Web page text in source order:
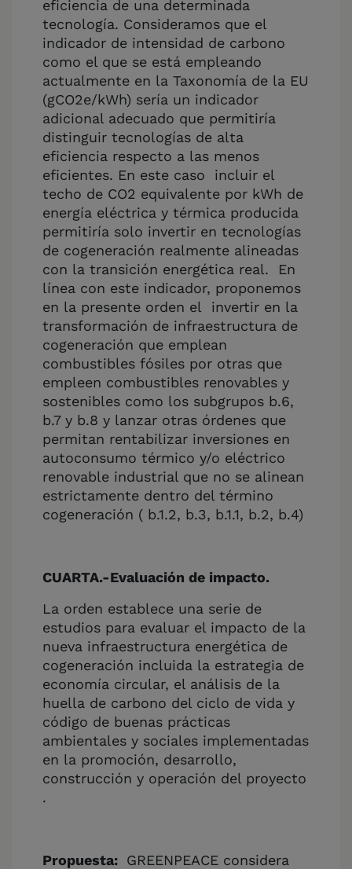
eficiencia de una determinada
tecnología. Consideramos que el
indicador de intensidad de carbono
como el que se está empleando
actualmente en la Taxonomía de la EU
(gCO2e/kWh) sería un indicador
adicional adecuado que permitiría
distinguir tecnologías de alta
eficiencia respecto a las menos
eficientes. En este caso incluir el
techo de CO2 equivalente por kWh de
energía eléctrica y térmica producida
permitiría solo invertir en tecnologías
de cogeneración realmente alineadas
con la transición energética real. En
línea con este indicador, proponemos
en la presente orden el invertir en la
transformación de infraestructura de
cogeneración que emplean
combustibles fósiles por otras que
empleen combustibles renovables y
sostenibles como los subgrupos b.6,
b.7 y b.8 y lanzar otras órdenes que
permitan rentabilizar inversiones en
autoconsumo térmico y/o eléctrico
renovable industrial que no se alinean
estrictamente dentro del término
cogeneración ( b.1.2, b.3, b.1.1, b.2, b.4)
CUARTA.-Evaluación de impacto.
La orden establece una serie de
estudios para evaluar el impacto de la
nueva infraestructura energética de
cogeneración incluida la estrategia de
economía circular, el análisis de la
huella de carbono del ciclo de vida y
código de buenas prácticas
ambientales y sociales implementadas
en la promoción, desarrollo,
construcción y operación del proyecto
.
Propuesta: GREENPEACE considera